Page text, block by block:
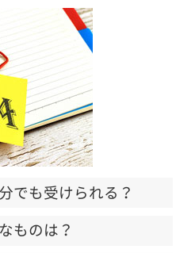
でも受けられる？
ものは？